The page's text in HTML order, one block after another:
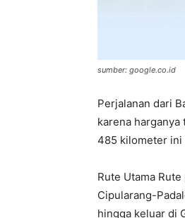
sumber: google.co.id
Perjalanan dari
karena
485 kilometer ini
Rute Utama
Cipularang-
hingga keluar di